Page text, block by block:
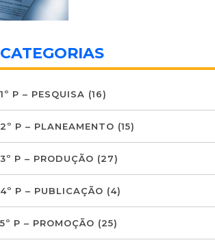
CATEGORIAS
1º P – PESQUISA (16)
2º P – PLANEAMENTO (15)
3º P – PRODUÇÃO (27)
4º P – PUBLICAÇÃO (4)
5º P – PROMOÇÃO (25)